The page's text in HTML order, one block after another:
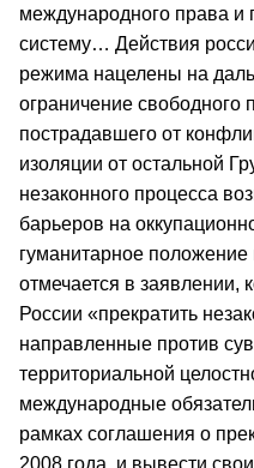
международного права
систему… Действия
режима нацелены на
ограничение свободного
пострадавшего от
изоляции от остальной
незаконного процесса
барьеров на
гуманитарное положение
отмечается в заявлении,
России «прекратить
направленные против
территориальной
международные
рамках соглашения о
2008 года, и вывести